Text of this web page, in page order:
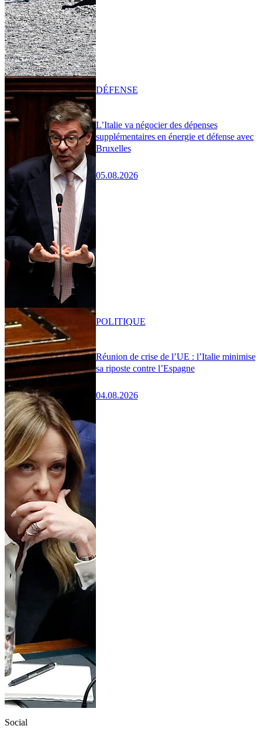
L’Italie va négocier des dépenses
supplémentaires en énergie et défense avec
Bruxelles
05.08.2026
DÉFENSE
Réunion de crise de l’UE : l’Italie minimise
sa riposte contre l’Espagne
04.08.2026
POLITIQUE
Social